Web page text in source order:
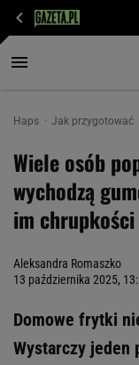
Haps Jak przygotować
Wiele osób
wychodzą
im chrupkości
Aleksandra Romaszko
13 października 2025,
Domowe frytki
Wystarczy jeden